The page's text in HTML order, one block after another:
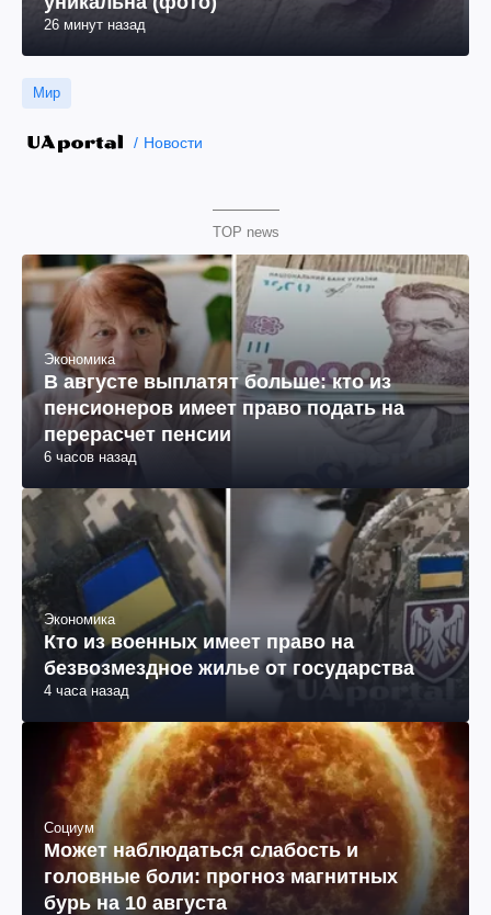
26 минут назад
Мир
Новости
TOP news
Экономика
В августе выплатят больше: кто из
пенсионеров имеет право подать на
перерасчет пенсии
6 часов назад
Экономика
Кто из военных имеет право на
безвозмездное жилье от государства
4 часа назад
Социум
Может наблюдаться слабость и
головные боли: прогноз магнитных
бурь на 10 августа